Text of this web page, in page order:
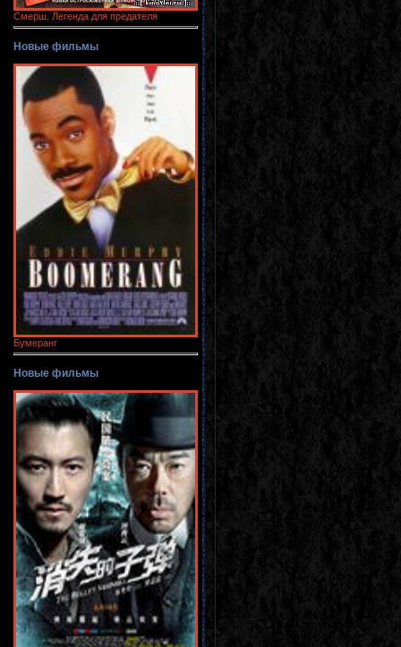
Смерш. Легенда для предателя
Новые фильмы
Бумеранг
Новые фильмы